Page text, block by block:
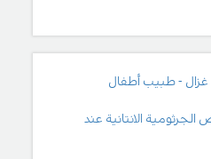
غزال - طبيب أطفال
الجرثومية الانتانية عند